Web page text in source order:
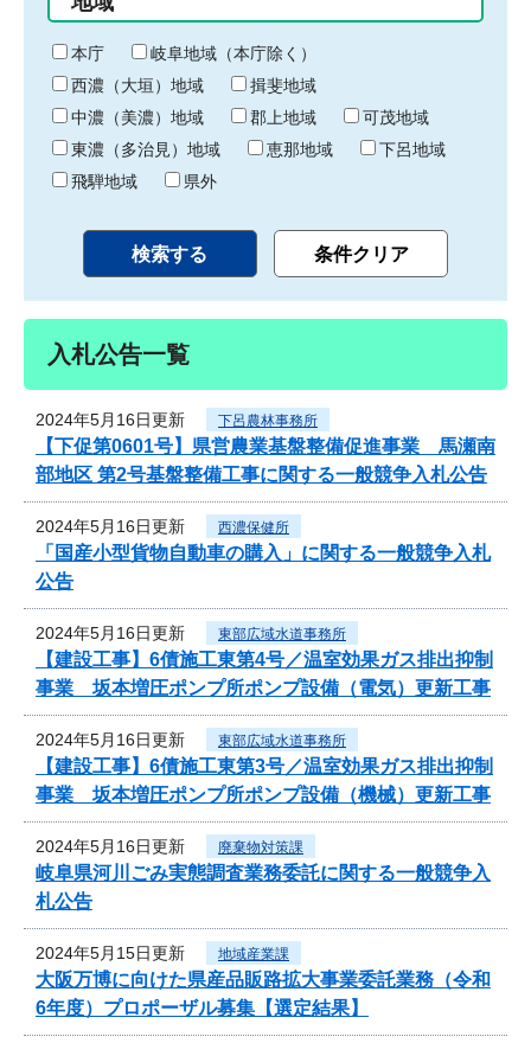
り
終
わ
り
本庁
岐阜地域（本庁除く）
西濃（大垣）地域
揖斐地域
中濃（美濃）地域
郡上地域
可茂地域
東濃（多治見）地域
恵那地域
下呂地域
飛騨地域
県外
入札公告一覧
2024年5月16日更新 下呂農林事務所
【下促第0601号】県営農業基盤整備促進事業 馬瀬南
部地区 第2号基盤整備工事に関する一般競争入札公告
2024年5月16日更新 西濃保健所
「国産小型貨物自動車の購入」に関する一般競争入札
公告
2024年5月16日更新 東部広域水道事務所
【建設工事】6債施工東第4号／温室効果ガス排出抑制
事業 坂本増圧ポンプ所ポンプ設備（電気）更新工事
2024年5月16日更新 東部広域水道事務所
【建設工事】6債施工東第3号／温室効果ガス排出抑制
事業 坂本増圧ポンプ所ポンプ設備（機械）更新工事
2024年5月16日更新 廃棄物対策課
岐阜県河川ごみ実態調査業務委託に関する一般競争入
札公告
2024年5月15日更新 地域産業課
大阪万博に向けた県産品販路拡大事業委託業務（令和
6年度）プロポーザル募集【選定結果】